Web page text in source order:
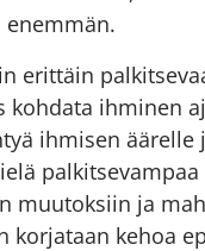
enemmän.
erittäin
kohdata ihminen
ihmisen äärelle
muutoksiin ja
korjataan kehoa